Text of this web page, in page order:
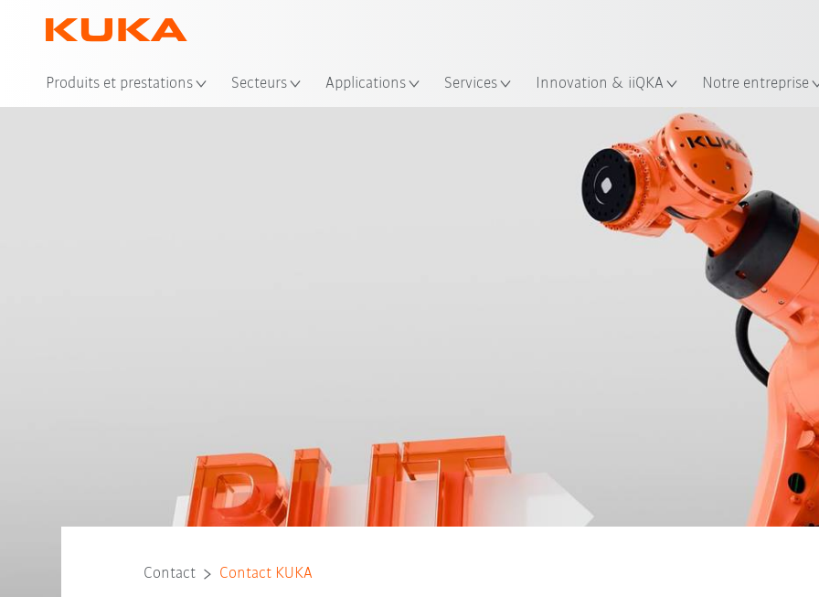
Produits et prestations Secteurs Applications Services Innovation & iiQKA Notre entreprise
Contact Contact KUKA